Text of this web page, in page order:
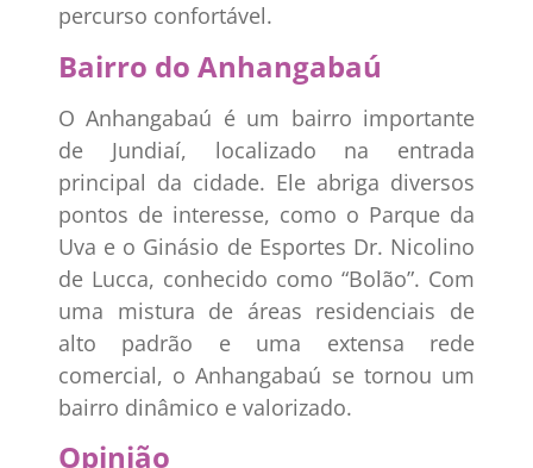
percurso confortável.
Bairro do Anhangabaú
O Anhangabaú é um bairro importante
de Jundiaí, localizado na entrada
principal da cidade. Ele abriga diversos
pontos de interesse, como o Parque da
Uva e o Ginásio de Esportes Dr. Nicolino
de Lucca, conhecido como “Bolão”. Com
uma mistura de áreas residenciais de
alto padrão e uma extensa rede
comercial, o Anhangabaú se tornou um
bairro dinâmico e valorizado.
Opinião